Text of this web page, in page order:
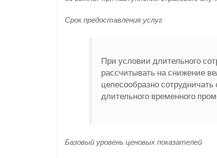
Срок предоставления услуг
При условии длительного
рассчитывать на снижение
целесообразно
длительного временного
Базовый уровень ценовых показателей